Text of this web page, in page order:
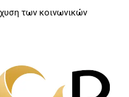
των κοινωνικών